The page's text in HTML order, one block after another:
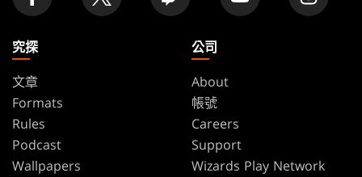
究探
文章
Formats
Rules
Podcast
Wallpapers
公司
About
帳號
Careers
Support
Wizards Play Network